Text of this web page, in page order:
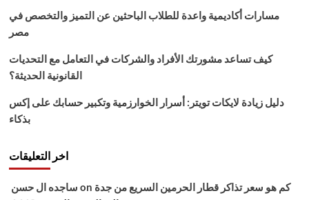
atv
مسارات أكاديمية واعدة للطلاب الباحثين عن التميز والتخصص في
مصر
كيف تساعد مشورتك الأفراد والشركات في التعامل مع التحديات
القانونية الحديثة؟
دليل زيادة لايكات تويتر: أسرار الخوارزمية وتكبير حسابك على إكس
بذكاء
اخر التعليقات
ساجده ال حسن on كم هو سعر تذاكر قطار الحرمين السريع من جدة